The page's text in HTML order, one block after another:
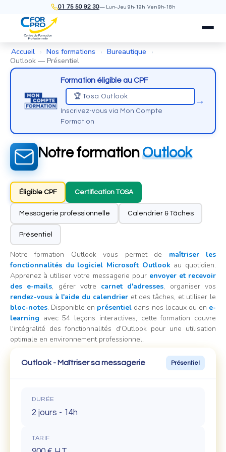
01 75 50 92 30— Lun-Jeu 9h-19h · Ven 9h-18h
Accueil › Nos formations › Bureautique ›
Outlook — Présentiel
Formation éligible au CPF
🏆 Tosa Outlook
Inscrivez-vous via Mon Compte
Formation
→
Notre formationOutlook
Éligible CPF Certification TOSA
Messagerie professionnelle Calendrier & Tâches
Présentiel
Notre formation Outlook vous permet de maîtriser les
fonctionnalités du logiciel Microsoft Outlook au quotidien.
Apprenez à utiliser votre messagerie pour envoyer et recevoir
des e-mails, gérer votre carnet d'adresses, organiser vos
rendez-vous à l'aide du calendrieret des tâches, et utiliser le
bloc-notes. Disponible en présentiel dans nos locaux ou en e-
learning avec 54 leçons interactives, cette formation couvre
l'intégralité des fonctionnalités d'Outlook pour une utilisation
optimale en environnement professionnel.
Outlook - Maîtriser sa messagerie Présentiel
DURÉE
2 jours - 14h
TARIF